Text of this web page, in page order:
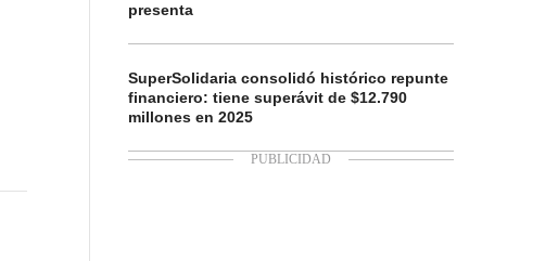
presenta
SuperSolidaria consolidó histórico repunte
financiero: tiene superávit de $12.790
millones en 2025